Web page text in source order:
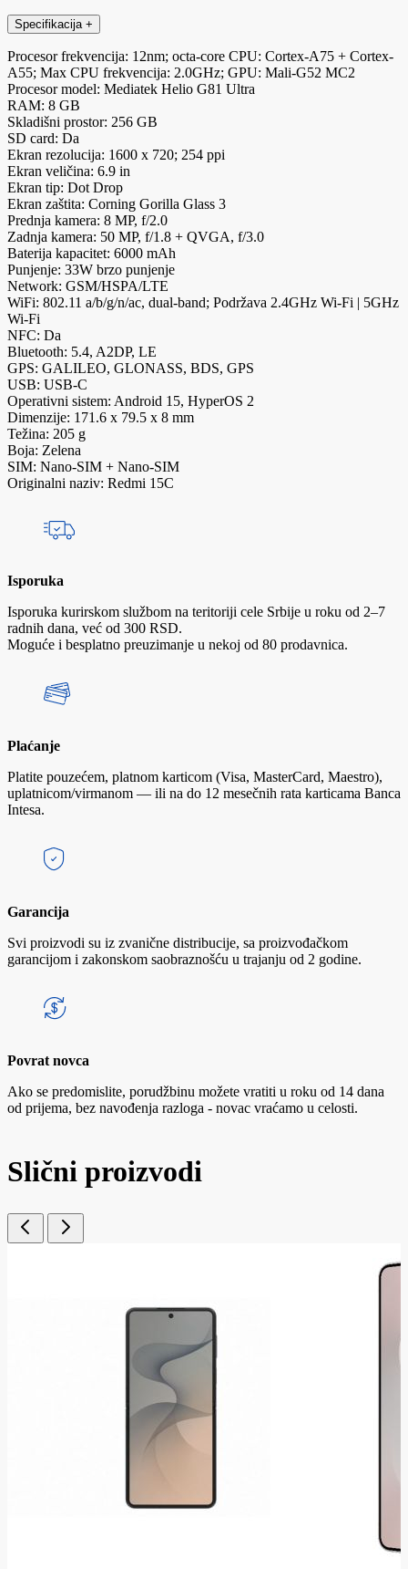
Specifikacija +
Procesor frekvencija: 12nm; octa-core CPU: Cortex-A75 + Cortex-
A55; Max CPU frekvencija: 2.0GHz; GPU: Mali-G52 MC2
Procesor model: Mediatek Helio G81 Ultra
RAM: 8 GB
Skladišni prostor: 256 GB
SD card: Da
Ekran rezolucija: 1600 x 720; 254 ppi
Ekran veličina: 6.9 in
Ekran tip: Dot Drop
Ekran zaštita: Corning Gorilla Glass 3
Prednja kamera: 8 MP, f/2.0
Zadnja kamera: 50 MP, f/1.8 + QVGA, f/3.0
Baterija kapacitet: 6000 mAh
Punjenje: 33W brzo punjenje
Network: GSM/HSPA/LTE
WiFi: 802.11 a/b/g/n/ac, dual-band; Podržava 2.4GHz Wi-Fi | 5GHz
Wi-Fi
NFC: Da
Bluetooth: 5.4, A2DP, LE
GPS: GALILEO, GLONASS, BDS, GPS
USB: USB-C
Operativni sistem: Android 15, HyperOS 2
Dimenzije: 171.6 x 79.5 x 8 mm
Težina: 205 g
Boja: Zelena
SIM: Nano-SIM + Nano-SIM
Originalni naziv: Redmi 15C
Isporuka
Isporuka kurirskom službom na teritoriji cele Srbije u roku od 2–7
radnih dana, već od 300 RSD.
Moguće i besplatno preuzimanje u nekoj od 80 prodavnica.
Plaćanje
Platite pouzećem, platnom karticom (Visa, MasterCard, Maestro),
uplatnicom/virmanom — ili na do 12 mesečnih rata karticama Banca
Intesa.
Garancija
Svi proizvodi su iz zvanične distribucije, sa proizvođačkom
garancijom i zakonskom saobraznošću u trajanju od 2 godine.
Povrat novca
Ako se predomislite, porudžbinu možete vratiti u roku od 14 dana
od prijema, bez navođenja razloga - novac vraćamo u celosti.
Slični proizvodi